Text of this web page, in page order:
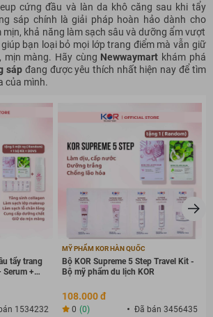
cứng đầu và làn da khô căng sau khi tẩy
sáp chính là giải pháp hoàn hảo dành cho
mịn, khả năng làm sạch sâu và dưỡng ẩm vượt
bạn loại bỏ mọi lớp trang điểm mà vẫn giữ
mịn màng. Hãy cùng Newwaymart khám phá
sáp đang được yêu thích nhất hiện nay để tìm
của mình.
tẩy trang
Serum +
1534232
MỸ PHẨM KOR HÀN QUỐC
Bộ KOR Supreme 5 Step Travel Kit -
Bộ mỹ phẩm du lịch KOR
108.000 đ
0 (0) Đã bán 3456435